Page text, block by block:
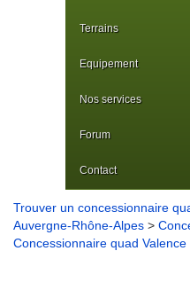
Terrains
Equipement
Nos services
Forum
Contact
Trouver un concessionnaire
Auvergne-Rhône-Alpes >
Concessionnaire quad Valence